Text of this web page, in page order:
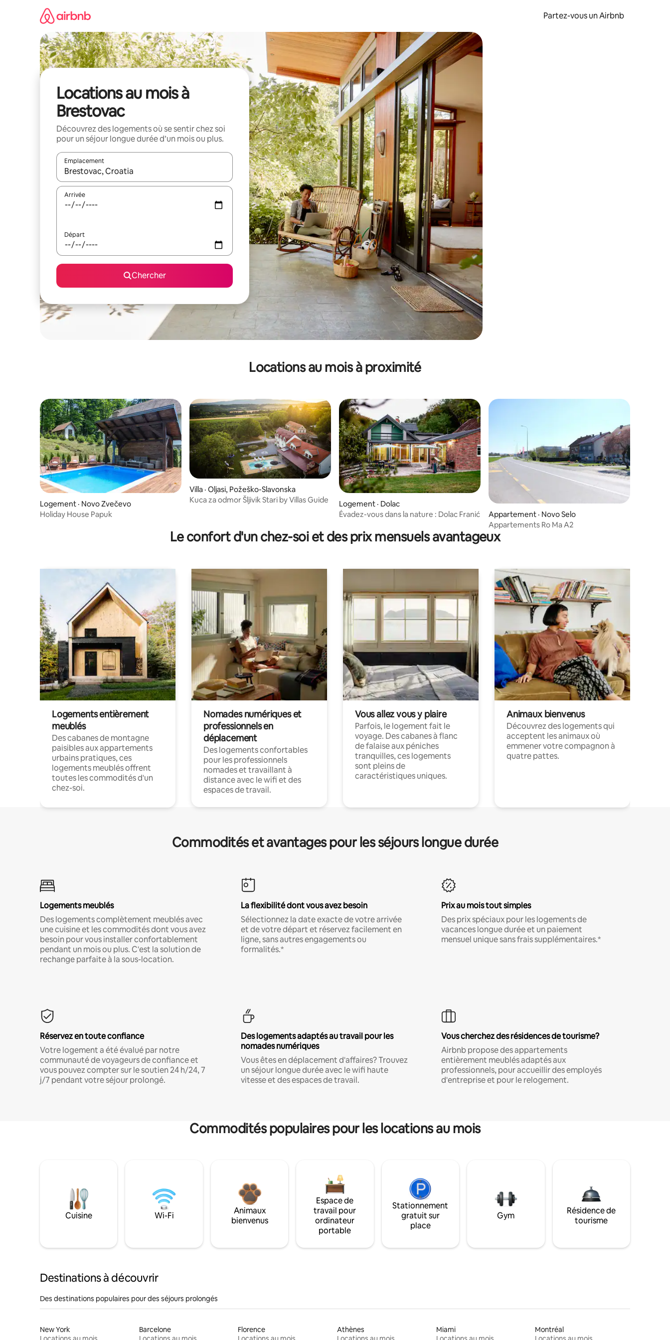
Partez-vous un Airbnb
Locations au mois à
Brestovac
Découvrez des logements où se sentir chez soi
pour un séjour longue durée d’un mois ou plus.
Emplacement
Quand les résultats sont affichés, parcourez-les en utilisant les flèches vers le haut et vers le bas, ou en appuyant dessus et en les faisant glisser.
Arrivée
Départ
Chercher
Locations au mois à proximité
Logement · Novo Zvečevo
Holiday House Papuk
Villa · Oljasi, Požeško-Slavonska
Kuca za odmor Šljivik Stari by Villas Guide
Logement · Dolac
Évadez-vous dans la nature : Dolac Franić
Appartement · Novo Selo
Appartements Ro Ma A2
Le confort d'un chez-soi et des prix mensuels avantageux
Logements entièrement
meublés
Des cabanes de montagne
paisibles aux appartements
urbains pratiques, ces
logements meublés offrent
toutes les commodités d'un
chez-soi.
Nomades numériques et
professionnels en
déplacement
Des logements confortables
pour les professionnels
nomades et travaillant à
distance avec le wifi et des
espaces de travail.
Vous allez vous y plaire
Parfois, le logement fait le
voyage. Des cabanes à flanc
de falaise aux péniches
tranquilles, ces logements
sont pleins de
caractéristiques uniques.
Animaux bienvenus
Découvrez des logements qui
acceptent les animaux où
emmener votre compagnon à
quatre pattes.
Commodités et avantages pour les séjours longue durée
Logements meublés
Des logements complètement meublés avec
une cuisine et les commodités dont vous avez
besoin pour vous installer confortablement
pendant un mois ou plus. C'est la solution de
rechange parfaite à la sous-location.
La flexibilité dont vous avez besoin
Sélectionnez la date exacte de votre arrivée
et de votre départ et réservez facilement en
ligne, sans autres engagements ou
formalités.*
Prix au mois tout simples
Des prix spéciaux pour les logements de
vacances longue durée et un paiement
mensuel unique sans frais supplémentaires.*
Réservez en toute confiance
Votre logement a été évalué par notre
communauté de voyageurs de confiance et
vous pouvez compter sur le soutien 24 h/24, 7
j/7 pendant votre séjour prolongé.
Des logements adaptés au travail pour les
nomades numériques
Vous êtes en déplacement d'affaires? Trouvez
un séjour longue durée avec le wifi haute
vitesse et des espaces de travail.
Vous cherchez des résidences de tourisme?
Airbnb propose des appartements
entièrement meublés adaptés aux
professionnels, pour accueillir des employés
d'entreprise et pour le relogement.
Commodités populaires pour les locations au mois
Cuisine Wi-Fi
Animaux
bienvenus
Espace de
travail pour
ordinateur
portable
Stationnement
gratuit sur
place
Gym
Résidence de
tourisme
Destinations à découvrir
Des destinations populaires pour des séjours prolongés
New York
Barcelone
Florence
Athènes
Miami
Montréal